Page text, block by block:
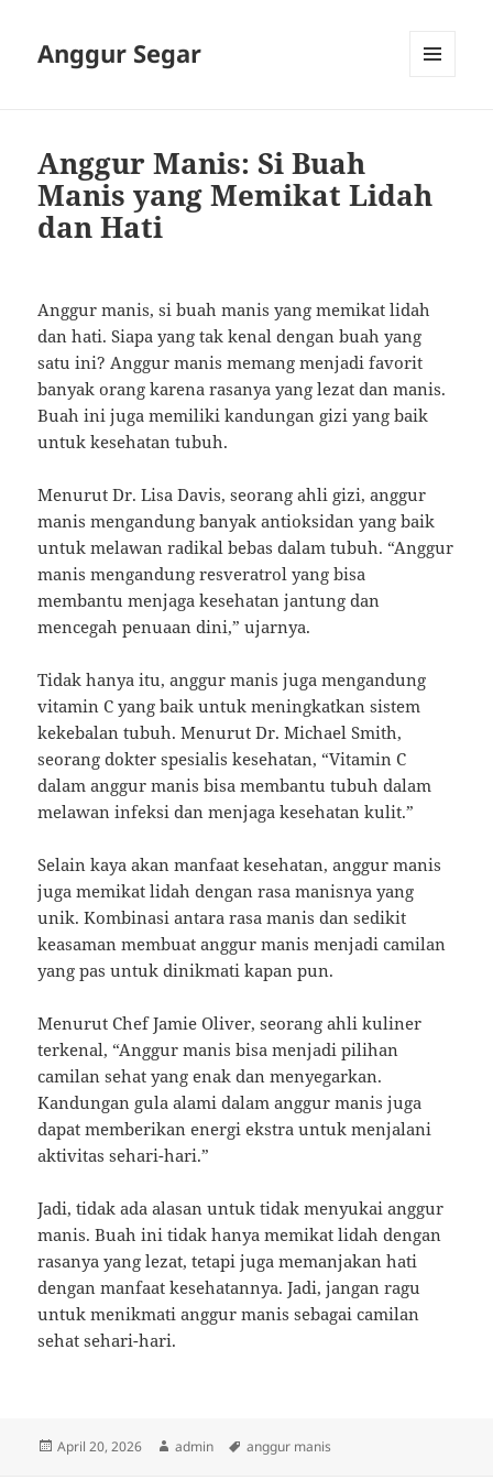
Anggur Segar
Anggur Manis: Si Buah
Manis yang Memikat Lidah
dan Hati
Anggur manis, si buah manis yang memikat lidah
dan hati. Siapa yang tak kenal dengan buah yang
satu ini? Anggur manis memang menjadi favorit
banyak orang karena rasanya yang lezat dan manis.
Buah ini juga memiliki kandungan gizi yang baik
untuk kesehatan tubuh.
Menurut Dr. Lisa Davis, seorang ahli gizi, anggur
manis mengandung banyak antioksidan yang baik
untuk melawan radikal bebas dalam tubuh. “Anggur
manis mengandung resveratrol yang bisa
membantu menjaga kesehatan jantung dan
mencegah penuaan dini,” ujarnya.
Tidak hanya itu, anggur manis juga mengandung
vitamin C yang baik untuk meningkatkan sistem
kekebalan tubuh. Menurut Dr. Michael Smith,
seorang dokter spesialis kesehatan, “Vitamin C
dalam anggur manis bisa membantu tubuh dalam
melawan infeksi dan menjaga kesehatan kulit.”
Selain kaya akan manfaat kesehatan, anggur manis
juga memikat lidah dengan rasa manisnya yang
unik. Kombinasi antara rasa manis dan sedikit
keasaman membuat anggur manis menjadi camilan
yang pas untuk dinikmati kapan pun.
Menurut Chef Jamie Oliver, seorang ahli kuliner
terkenal, “Anggur manis bisa menjadi pilihan
camilan sehat yang enak dan menyegarkan.
Kandungan gula alami dalam anggur manis juga
dapat memberikan energi ekstra untuk menjalani
aktivitas sehari-hari.”
Jadi, tidak ada alasan untuk tidak menyukai anggur
manis. Buah ini tidak hanya memikat lidah dengan
rasanya yang lezat, tetapi juga memanjakan hati
dengan manfaat kesehatannya. Jadi, jangan ragu
untuk menikmati anggur manis sebagai camilan
sehat sehari-hari.
Posted
April 20, 2026 Author
admin Tags
anggur manis